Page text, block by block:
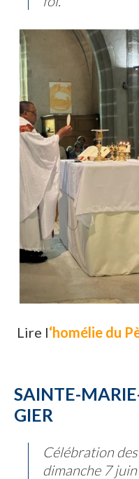
Lire l‘homélie du
SAINTE-
GIER
Célébration
dimanche 7 juin